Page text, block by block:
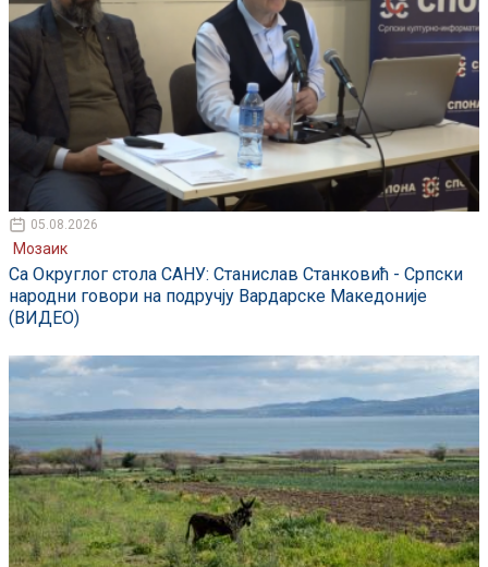
05.08.2026
Мозаик
Са Округлог стола САНУ: Станислав Станковић - Српски
народни говори на подручју Вардарске Македоније
(ВИДЕО)